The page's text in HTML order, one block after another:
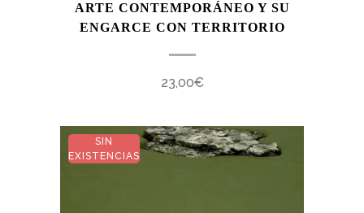
ARTE CONTEMPORÁNEO Y SU
ENGARCE CON TERRITORIO
23,00€
SIN
EXISTENCIAS